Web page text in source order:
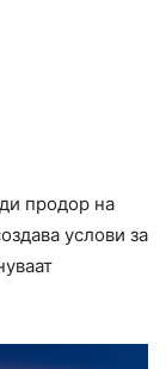
продор на
услови за